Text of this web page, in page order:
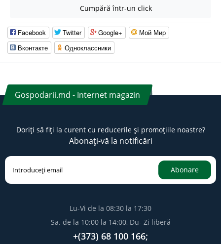
Cumpără într-un click
Facebook Twitter Google+
Мой Мир
Вконтакте
Одноклассники
Gospodarii.md - Internet magazin
Doriți să fiți la curent cu reducerile și promoțiile noastre?
Abonați-vă la notificări
Abonare
Lu-Vi de la 08:30 la 17:30
Sa. de la 10:00 la 14:00, Du- Zi liberă
+(373) 68 100 166;